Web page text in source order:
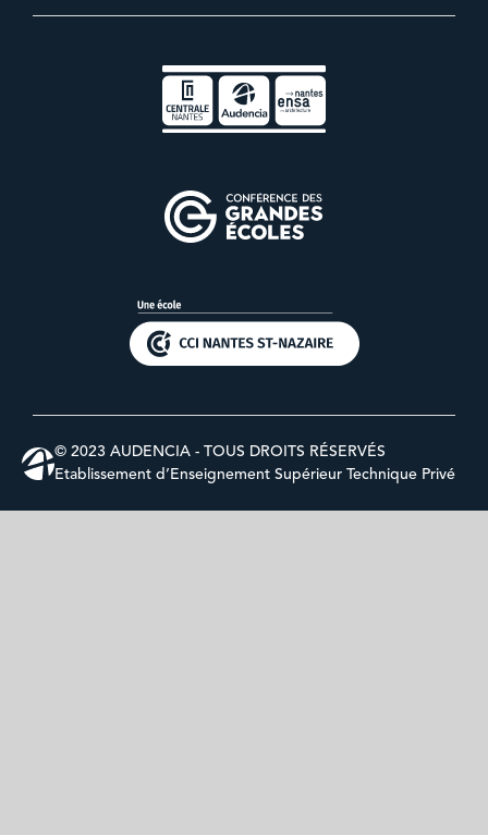
© 2023 AUDENCIA - TOUS DROITS RÉSERVÉS
Etablissement d’Enseignement Supérieur Technique Privé